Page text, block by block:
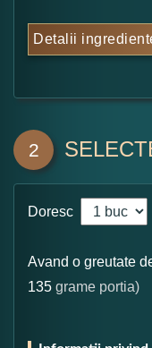
Detalii
2
Doresc
Avand o greutate
135 grame portia)